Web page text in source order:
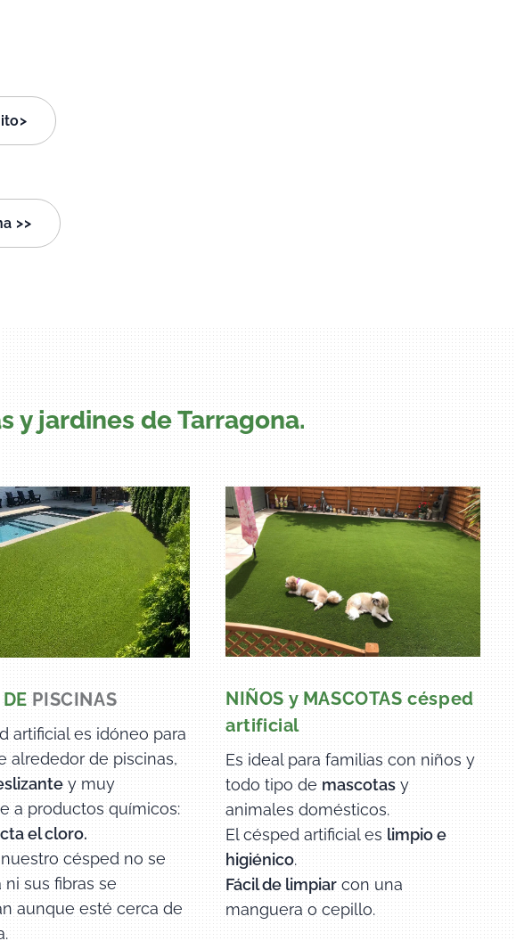
>>
y jardines de Tarragona.
PISCINAS
artificial es idóneo para
alrededor de piscinas,
y muy
a productos químicos:
elcloro.
nuestro césped no se
sus fibras se
aunque esté cerca de
NIÑOS y MASCOTAS césped
artificial
Es ideal para familias con niños y
todo tipo demascotasy
animales domésticos.
El césped artificial eslimpio e
higiénico.
Fácil de limpiarcon una
manguera o cepillo.